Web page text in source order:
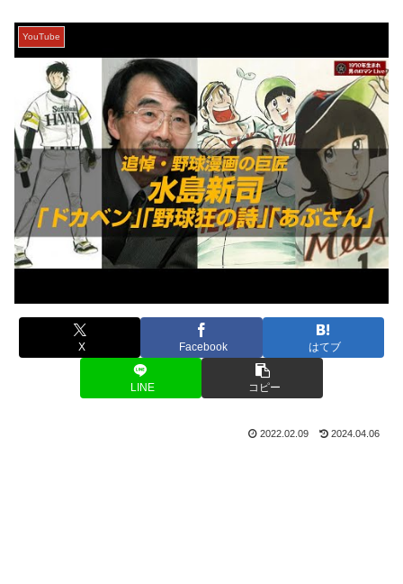
YouTube
X Facebook はてブ
LINE コピー
2022.02.09 2024.04.06